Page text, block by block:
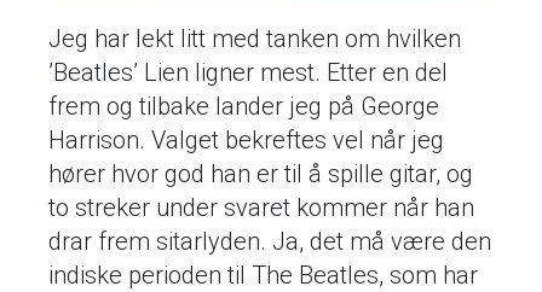
Jeg har lekt litt med tanken om hvilken
’Beatles’ Lien ligner mest. Etter en del
frem og tilbake lander jeg på George
Harrison. Valget bekreftes vel når jeg
hører hvor god han er til å spille gitar, og
to streker under svaret kommer når han
drar frem sitarlyden. Ja, det må være den
indiske perioden til The Beatles, som har